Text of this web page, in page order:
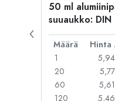
50 ml
suuaukko: DIN
Määrä
1
20
60
120